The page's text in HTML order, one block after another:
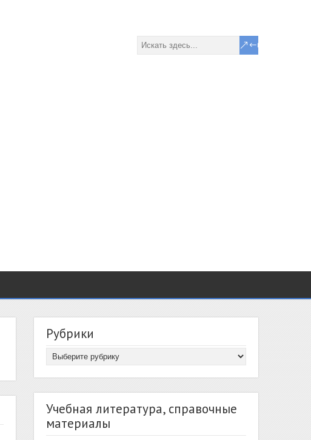
Рубрики
Учебная литература, справочные
материалы